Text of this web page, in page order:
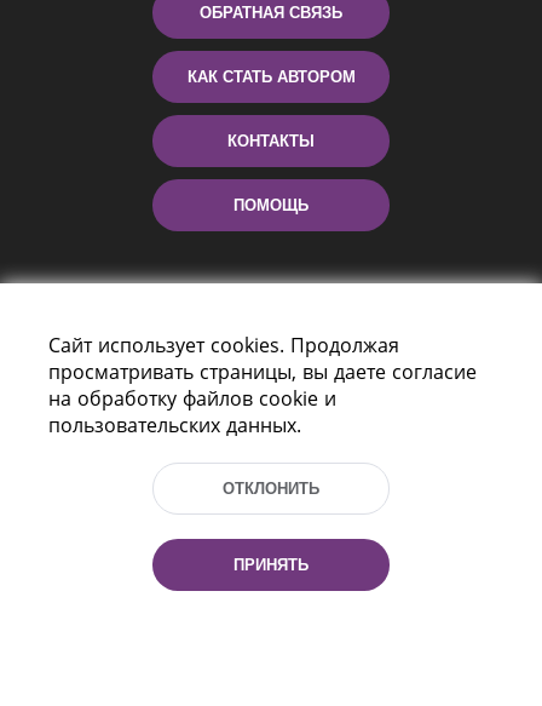
ОБРАТНАЯ СВЯЗЬ
КАК СТАТЬ АВТОРОМ
КОНТАКТЫ
ПОМОЩЬ
Пр-т Независимости 116
г. Минск, Республика Беларусь, 220114
Тел.: (+375 17) 368 37 37, Факс: (+375 17)
Эл. почта: inbox@nlb.by
Сайт использует cookies. Продолжая
просматривать страницы, вы даете согласие
на обработку файлов cookie и
пользовательских данных.
ОТКЛОНИТЬ
ПРИНЯТЬ